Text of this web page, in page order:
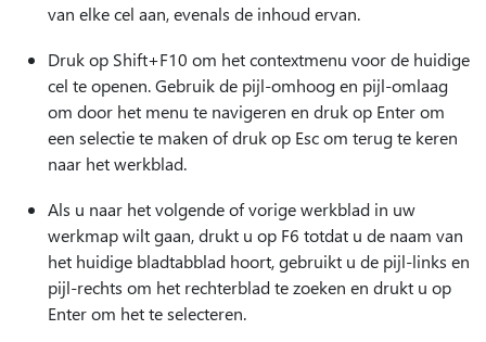
van elke cel aan, evenals de inhoud ervan.
Druk op Shift+F10 om het contextmenu voor de huidige
cel te openen. Gebruik de pijl-omhoog en pijl-omlaag
om door het menu te navigeren en druk op Enter om
een selectie te maken of druk op Esc om terug te keren
naar het werkblad.
Als u naar het volgende of vorige werkblad in uw
werkmap wilt gaan, drukt u op F6 totdat u de naam van
het huidige bladtabblad hoort, gebruikt u de pijl-links en
pijl-rechts om het rechterblad te zoeken en drukt u op
Enter om het te selecteren.